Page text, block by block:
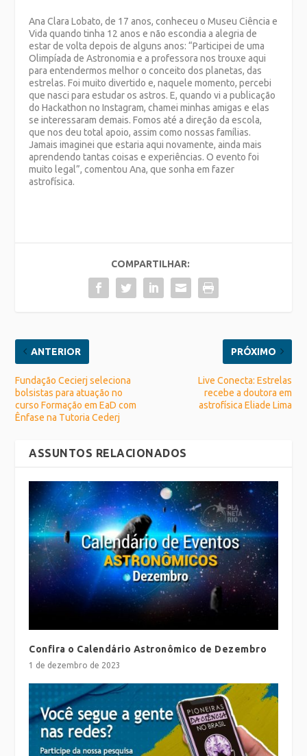
Ana Clara Lobato, de 17 anos, conheceu o Museu Ciência e
Vida quando tinha 12 anos e não escondia a alegria de
estar de volta depois de alguns anos: “Participei de uma
Olimpíada de Astronomia e a professora nos trouxe aqui
para entendermos melhor o conceito dos planetas, das
estrelas. Foi muito divertido e, naquele momento, percebi
que nasci para estudar os astros. E, quando vi a publicação
do Hackathon no Instagram, chamei minhas amigas e elas
se interessaram demais. Fomos até a direção da escola,
que nos deu total apoio, assim como nossas famílias.
Jamais imaginei que estaria aqui novamente, ainda mais
aprendendo tantas coisas e experiências. O evento foi
muito legal”, comentou Ana, que sonha em fazer
astrofísica.
COMPARTILHAR:
ANTERIOR
Fundação Cecierj seleciona
bolsistas para atuação no
curso Formação em EaD com
Ênfase na Tutoria Cederj
PRÓXIMO
Live Conecta: Estrelas
recebe a doutora em
astrofísica Eliade Lima
ASSUNTOS RELACIONADOS
Confira o Calendário Astronômico de Dezembro
1 de dezembro de 2023